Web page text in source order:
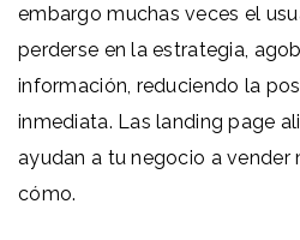
embargo muchas veces el
perderse en la estrategia,
información, reduciendo la
inmediata. Las landing page
ayudan a tu negocio a vender
cómo.